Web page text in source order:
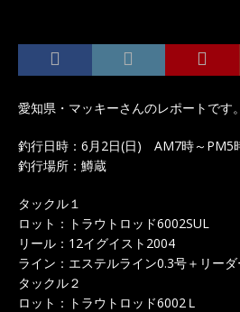
愛知県・マッキーさんのレポートです。
釣行日時：6月2日(日) AM7時～PM5
釣行場所：鱒蔵
タックル１
ロット：トラウトロッド6002SUL
リール：12イグイスト2004
ライン：エステルライン0.3号＋リー
タックル２
ロット：トラウトロッド6002Ｌ